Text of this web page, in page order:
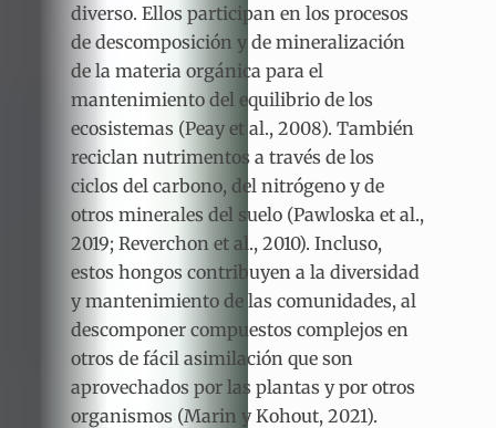
diverso. Ellos participan en los procesos
de descomposición y de mineralización
de la materia orgánica para el
mantenimiento del equilibrio de los
ecosistemas (Peay et al., 2008). También
reciclan nutrimentos a través de los
ciclos del carbono, del nitrógeno y de
otros minerales del suelo (Pawloska et al.,
2019; Reverchon et al., 2010). Incluso,
estos hongos contribuyen a la diversidad
y mantenimiento de las comunidades, al
descomponer compuestos complejos en
otros de fácil asimilación que son
aprovechados por las plantas y por otros
organismos (Marin y Kohout, 2021).